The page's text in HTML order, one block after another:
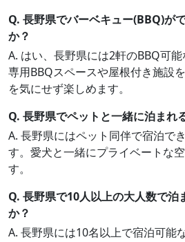
Q. 長野県でバーベキュー(BBQ)が
か？
A. はい、長野県には2軒のBBQ可能
専用BBQスペースや屋根付き施設
を気にせず楽しめます。
Q. 長野県でペットと一緒に泊まれ
A. 長野県にはペット同伴で宿泊で
す。愛犬と一緒にプライベートな
す。
Q. 長野県で10人以上の大人数で泊
か？
A. 長野県には10名以上で宿泊可能